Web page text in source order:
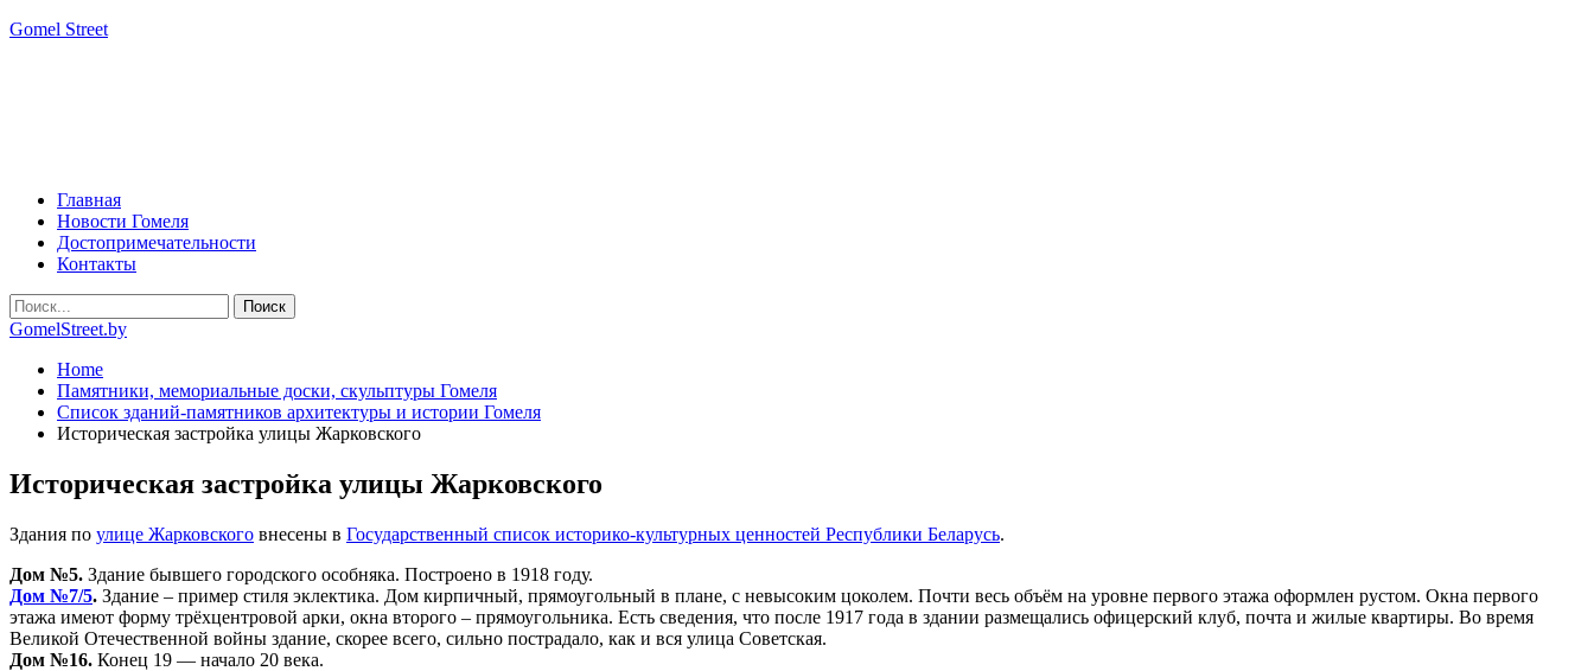
Gomel Street
Главная
Новости Гомеля
Достопримечательности
Контакты
GomelStreet.by
Home
Памятники, мемориальные доски, скульптуры Гомеля
Список зданий-памятников архитектуры и истории Гомеля
Историческая застройка улицы Жарковского
Историческая застройка улицы Жарковского
Здания по улице Жарковского внесены в Государственный список историко-культурных ценностей Республики Беларусь.
Дом №5. Здание бывшего городского особняка. Построено в 1918 году.
Дом №7/5. Здание – пример стиля эклектика. Дом кирпичный, прямоугольный в плане, с невысоким цоколем. Почти весь объём на уровне первого этажа оформлен рустом. Окна первого
этажа имеют форму трёхцентровой арки, окна второго – прямоугольника. Есть сведения, что после 1917 года в здании размещались офицерский клуб, почта и жилые квартиры. Во время
Великой Отечественной войны здание, скорее всего, сильно пострадало, как и вся улица Советская.
Дом №16. Конец 19 — начало 20 века.